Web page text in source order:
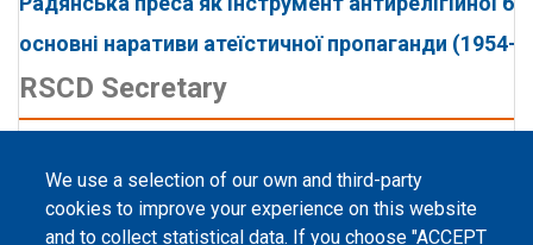
основні наративи атеїстичної пропаганди (1954-
RSCD Secretary
We use a selection of our own and third-party
cookies to improve your experience on this website
and to collect statistical data. If you choose "ACCEPT